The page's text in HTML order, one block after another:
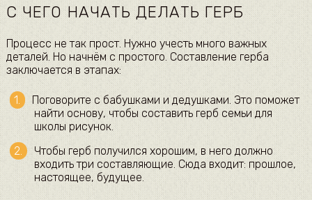
С ЧЕГО НАЧАТЬ ДЕЛАТЬ ГЕРБ
Процесс не так прост. Нужно учесть много важных
деталей. Но начнём с простого. Составление герба
заключается в этапах:
Поговорите с бабушками и дедушками. Это поможет
найти основу, чтобы составить герб семьи для
школы рисунок.
Чтобы герб получился хорошим, в него должно
входить три составляющие. Сюда входит: прошлое,
настоящее, будущее.